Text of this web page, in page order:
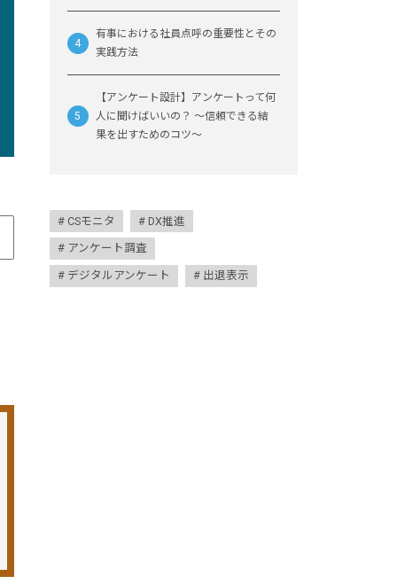
有事における社員点呼の重要性とその
実践方法
【アンケート設計】アンケートって何
人に聞けばいいの？ ～信頼できる結
果を出すためのコツ～
CSモニタ DX推進
アンケート調査
デジタルアンケート 出退表示